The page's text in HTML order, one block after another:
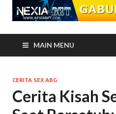
MAIN MENU
CERITA SEX ABG
Cerita Kisah